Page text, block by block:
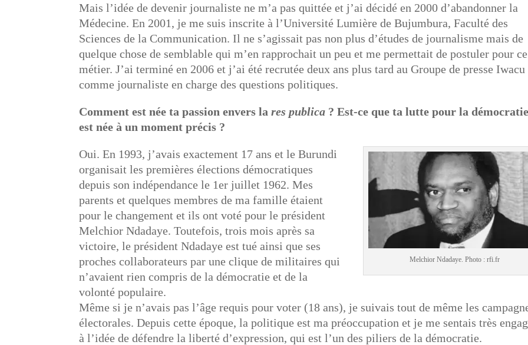
Mais l’idée de devenir journaliste ne m’a pas quittée et j’ai décidé en 2000 d’abandonner la
Médecine. En 2001, je me suis inscrite à l’Université Lumière de Bujumbura, Faculté des
Sciences de la Communication. Il ne s’agissait pas non plus d’études de journalisme mais de
quelque chose de semblable qui m’en rapprochait un peu et me permettait de postuler pour ce
métier. J’ai terminé en 2006 et j’ai été recrutée deux ans plus tard au Groupe de presse Iwacu
comme journaliste en charge des questions politiques.
Comment est née ta passion envers lares publica ? Est-ce que ta lutte pour la
est née à un moment précis ?
Melchior Ndadaye. Photo : rfi.fr
Oui. En 1993, j’avais exactement 17 ans et le Burundi
organisait les premières élections démocratiques
depuis son indépendance le 1er juillet 1962. Mes
parents et quelques membres de ma famille étaient
pour le changement et ils ont voté pour le président
Melchior Ndadaye. Toutefois, trois mois après sa
victoire, le président Ndadaye est tué ainsi que ses
proches collaborateurs par une clique de militaires qui
n’avaient rien compris de la démocratie et de la
volonté populaire.
Même si je n’avais pas l’âge requis pour voter (18 ans), je suivais tout de même les
électorales. Depuis cette époque, la politique est ma préoccupation et je me sentais très
à l’idée de défendre la liberté d’expression, qui est l’un des piliers de la démocratie.